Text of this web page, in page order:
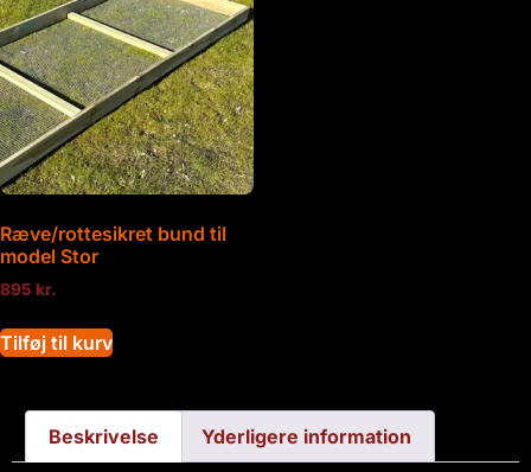
Ræve/rottesikret bund til
model Stor
895 kr.
Tilføj til kurv
Beskrivelse Yderligere information